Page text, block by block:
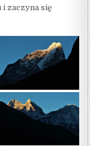
i zaczyna się